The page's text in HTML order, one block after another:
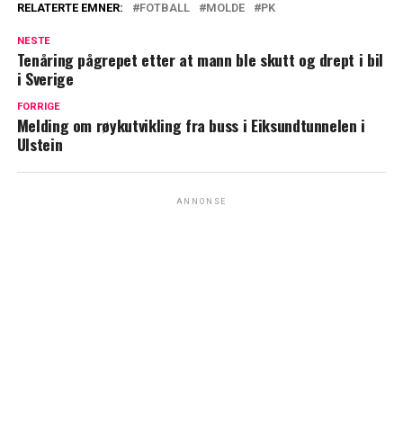
RELATERTE EMNER: FOTBALL MOLDE PK
NESTE
Tenåring pågrepet etter at mann ble skutt og drept i bil
i Sverige
FORRIGE
Melding om røykutvikling fra buss i Eiksundtunnelen i
Ulstein
ANNONSE